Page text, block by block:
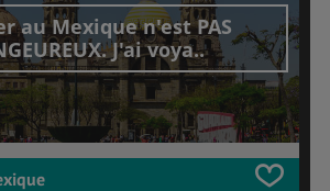
au Mexique n'est PAS
J'ai voya..